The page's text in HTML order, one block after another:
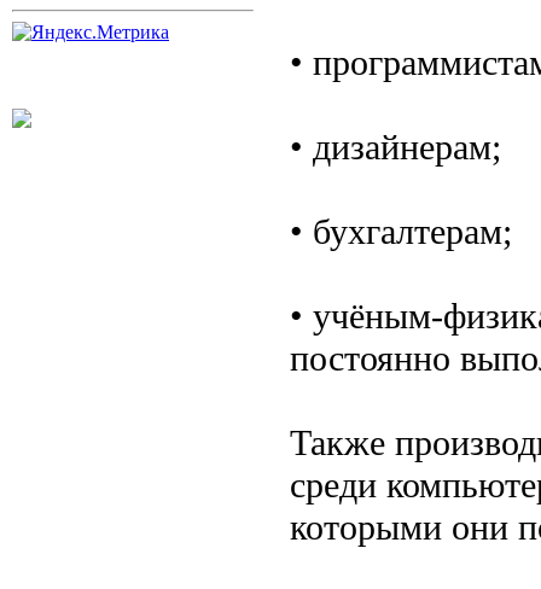
•
• дизайнерам;
• бухгалтерам;
• учёным-
постоянно
Также
среди
которыми они